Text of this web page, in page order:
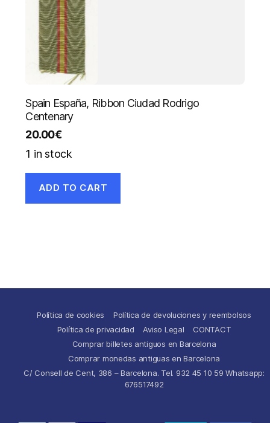
Spain España, Ribbon Ciudad Rodrigo
Centenary
20.00€
1 in stock
ADD TO CART
Política de cookies
Política de devoluciones y reembolsos
Política de privacidad
Aviso Legal
CONTACT
Comprar billetes antiguos en Barcelona
Comprar monedas antiguas en Barcelona
C/ Consell de Cent, 386 – Barcelona. Tel. 932 45 10 59 Whatsapp:
676517492